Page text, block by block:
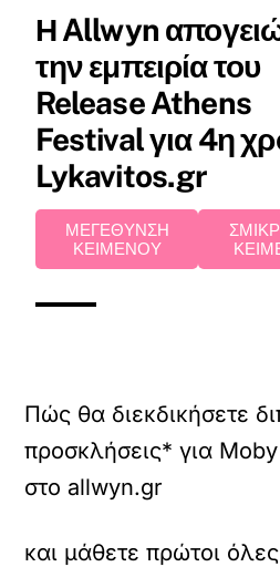
Η Allwyn
την εμπειρία του
Release Athens
Festival για 4η
Lykavitos.gr
ΜΕΓΕΘΥΝΣΗ
ΚΕΙΜΕΝΟΥ
Πώς θα διεκδικήσετε
προσκλήσεις* για
στο allwyn.gr
και μάθετε πρώτοι όλες